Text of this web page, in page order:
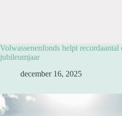
Volwassenenfonds helpt recordaantal
jubileumjaar
december 16, 2025